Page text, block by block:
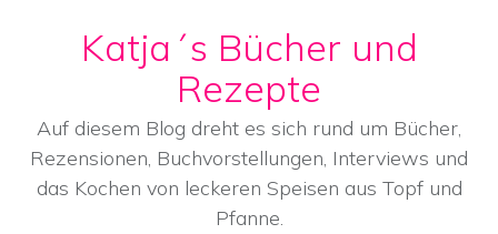
Skip to content
Katja´s Bücher und
Rezepte
Auf diesem Blog dreht es sich rund um Bücher,
Rezensionen, Buchvorstellungen, Interviews und
das Kochen von leckeren Speisen aus Topf und
Pfanne.